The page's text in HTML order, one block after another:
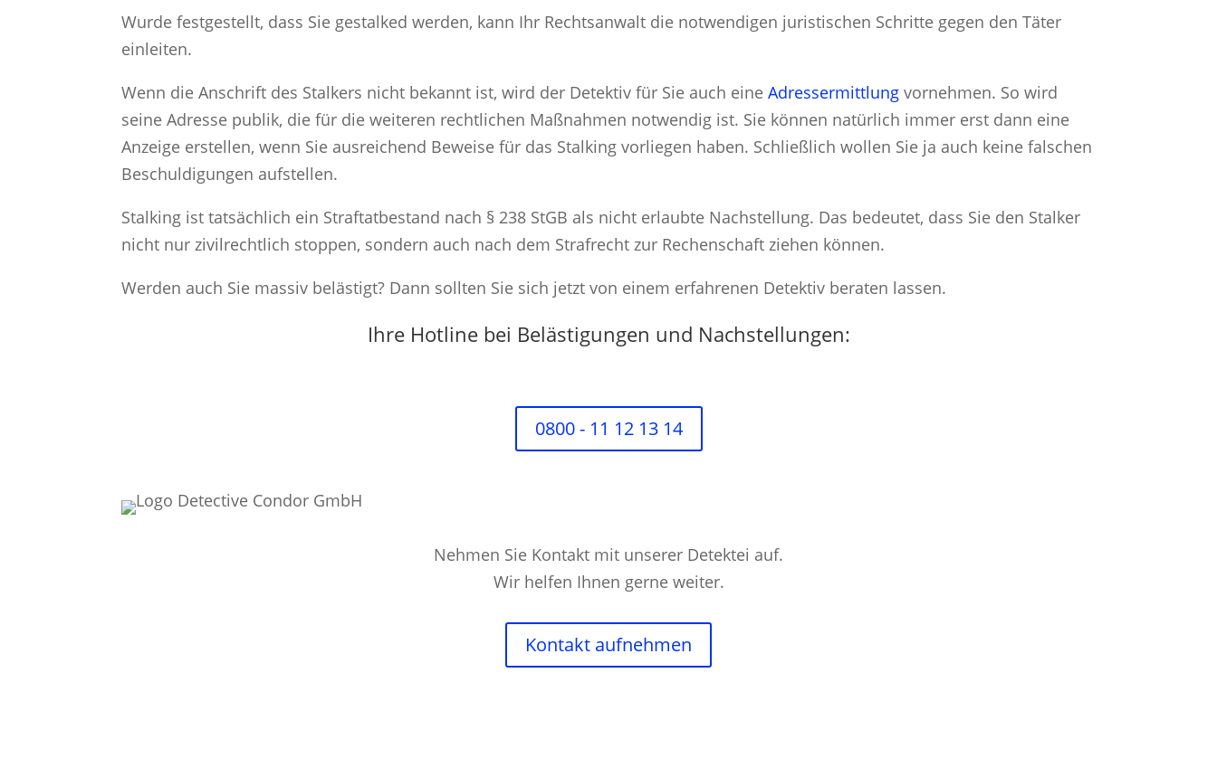
Wurde festgestellt, dass Sie gestalked werden, kann Ihr Rechtsanwalt die notwendigen juristischen Schritte gegen den Täter
einleiten.
Wenn die Anschrift des Stalkers nicht bekannt ist, wird der Detektiv für Sie auch eineAdressermittlung vornehmen. So wird
seine Adresse publik, die für die weiteren rechtlichen Maßnahmen notwendig ist. Sie können natürlich immer erst dann eine
Anzeige erstellen, wenn Sie ausreichend Beweise für das Stalking vorliegen haben. Schließlich wollen Sie ja auch keine falschen
Beschuldigungen aufstellen.
Stalking ist tatsächlich ein Straftatbestand nach § 238 StGB als nicht erlaubte Nachstellung. Das bedeutet, dass Sie den Stalker
nicht nur zivilrechtlich stoppen, sondern auch nach dem Strafrecht zur Rechenschaft ziehen können.
Werden auch Sie massiv belästigt? Dann sollten Sie sich jetzt von einem erfahrenen Detektiv beraten lassen.
Ihre Hotline bei Belästigungen und Nachstellungen:
0800 - 11 12 13 14
Nehmen Sie Kontakt mit unserer Detektei auf.
Wir helfen Ihnen gerne weiter.
Kontakt aufnehmen